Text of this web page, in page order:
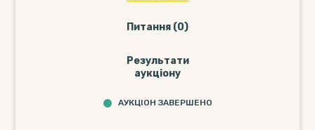
Питання (0)
Результати
аукціону
АУКЦІОН ЗАВЕРШЕНО